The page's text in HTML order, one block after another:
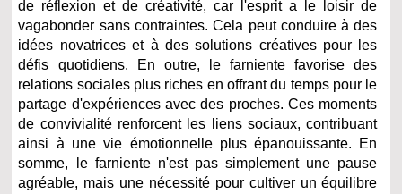
de réflexion et de créativité, car l'esprit a le loisir de
vagabonder sans contraintes. Cela peut conduire à des
idées novatrices et à des solutions créatives pour les
défis quotidiens. En outre, le farniente favorise des
relations sociales plus riches en offrant du temps pour le
partage d'expériences avec des proches. Ces moments
de convivialité renforcent les liens sociaux, contribuant
ainsi à une vie émotionnelle plus épanouissante. En
somme, le farniente n'est pas simplement une pause
agréable, mais une nécessité pour cultiver un équilibre